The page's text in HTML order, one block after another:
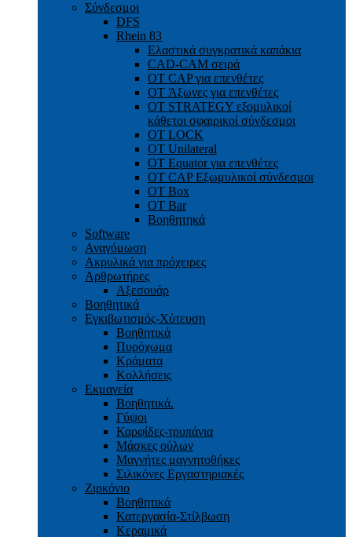
Σύνδεσμοι
DFS
Rhein 83
Ελαστικά συγκρατικά καπάκια
CAD-CAM σειρά
ΟΤ CAP για επενθέτες
OT Άξωνες για επενθέτες
OT STRATEGY εξομυλικοί
κάθετοι σφαιρικοί σύνδεσμοι
OT LOCK
OT Unilateral
OT Equator για επενθέτες
OT CAP Εξωμυλικοί σύνδεσμοι
OT Box
OT Bar
Bοηθητηκά
Software
Αναγόμωση
Ακρυλικά για πρόχειρες
Αρθρωτήρες
Αξεσουάρ
Βοηθητικά
Εγκιβωτισμός-Xύτευση
Βοηθητικά
Πυρόχωμα
Κράματα
Κολλήσεις
Εκμαγεία
Βοηθητικά.
Γύψοι
Καρφίδες-τρυπάνια
Μάσκες ούλων
Μαγνήτες μαγνητοθήκες
Σιλικόνες Εργαστηριακές
Ζιρκόνιο
Βοηθητικά
Κατεργασία-Στίλβωση
Κεραμικά